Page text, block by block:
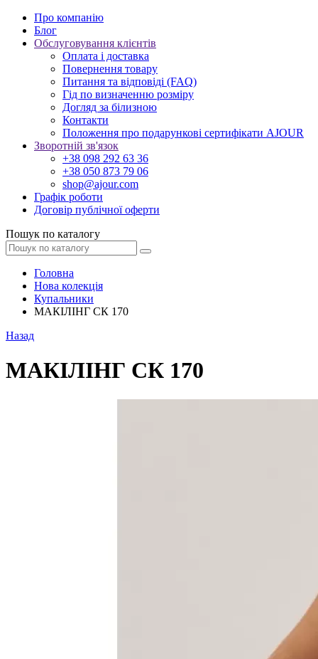
Про компанію
Блог
Обслуговування клієнтів
Оплата і доставка
Повернення товару
Питання та відповіді (FAQ)
Гід по визначенню розміру
Догляд за білизною
Контакти
Положення про подарункові сертифікати AJOUR
Зворотній зв'язок
+38 098 292 63 36
+38 050 873 79 06
shop@ajour.com
Графік роботи
Договір публічної оферти
Пошук по каталогу
Головна
Нова колекція
Купальники
МАКІЛІНГ СК 170
Назад
МАКІЛІНГ СК 170